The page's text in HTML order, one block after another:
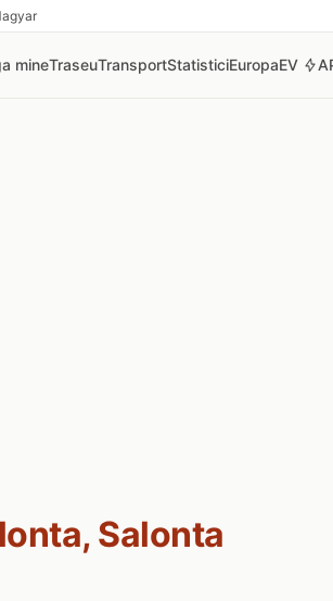
mineTraseuTransportStatisticiEuropaEV
Salonta